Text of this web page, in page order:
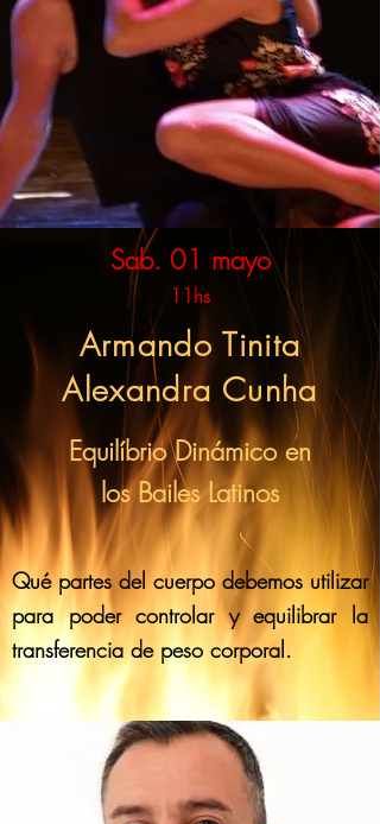
Armando Tinita
Alexandra Cunha
Equilíbrio Dinámico en
los Bailes Latinos
Sab. 01 mayo
11hs
Qué partes del cuerpo debemos utilizar
para poder controlar y equilibrar la
transferencia de peso corporal.